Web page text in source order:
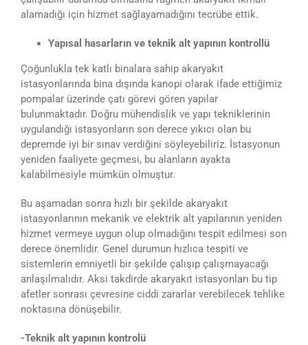
alamadığı için hizmet sağlayamadığını tecrübe ettik.
Yapısal hasarların ve teknik alt yapının kontrollü
Çoğunlukla tek katlı binalara sahip akaryakıt
istasyonlarında bina dışında kanopi olarak ifade ettiğimiz
pompalar üzerinde çatı görevi gören yapılar
bulunmaktadır. Doğru mühendislik ve yapı tekniklerinin
uygulandığı istasyonların son derece yıkıcı olan bu
depremde iyi bir sınav verdiğini söyleyebiliriz. İstasyonun
yeniden faaliyete geçmesi, bu alanların ayakta
kalabilmesiyle mümkün olmuştur.
Bu aşamadan sonra hızlı bir şekilde akaryakıt
istasyonlarının mekanik ve elektrik alt yapılarının yeniden
hizmet vermeye uygun olup olmadığını tespit edilmesi son
derece önemlidir. Genel durumun hızlıca tespiti ve
sistemlerin emniyetli bir şekilde çalışıp çalışmayacağı
anlaşılmalıdır. Aksi takdirde akaryakıt istasyonları bu tip
afetler sonrası çevresine ciddi zararlar verebilecek tehlike
noktasına dönüşebilir.
-Teknik alt yapının kontrolü